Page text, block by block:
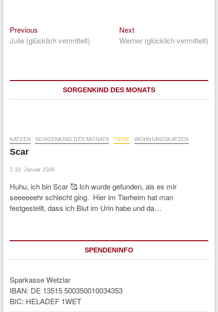
Beitragsnavigation
PreviousPrevious
post:
Julie (glücklich vermittelt)
NextNext
post:
Werner (glücklich vermittelt)
SORGENKIND DES MONATS
KATZEN SORGENKIND DES MONATS TIERE WOHNUNGSKATZEN
Scar
10. Januar 2026
Huhu, ich bin Scar 🥰 Ich wurde gefunden, als es mir
seeeeeehr schlecht ging. Hier im Tierheim hat man
festgestellt, dass ich Blut im Urin habe und da…
SPENDENINFO
Sparkasse Wetzlar
IBAN: DE 13515 500350010034353
BIC: HELADEF 1WET